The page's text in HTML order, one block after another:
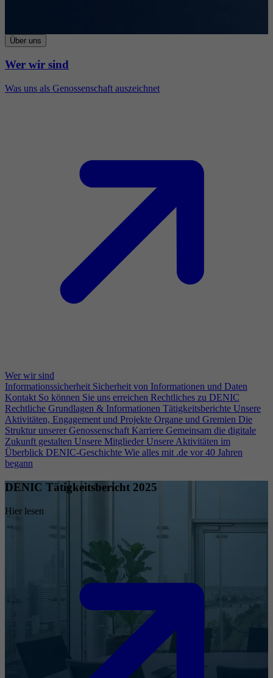
Über uns
Wer wir sind
Was uns als Genossenschaft auszeichnet
Wer wir sind
Informationssicherheit Sicherheit von Informationen und Daten
Kontakt So können Sie uns erreichen Rechtliches zu DENIC
Rechtliche Grundlagen & Informationen Tätigkeitsberichte Unsere
Aktivitäten, Engagement und Projekte Organe und Gremien Die
Struktur unserer Genossenschaft Karriere Gemeinsam die digitale
Zukunft gestalten Unsere Mitglieder Unsere Aktivitäten im
Überblick DENIC-Geschichte Wie alles mit .de vor 40 Jahren
begann
DENIC Tätigkeitsbericht 2025
Hier lesen